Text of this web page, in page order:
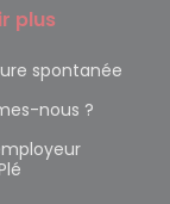
plus
spontanée
nous ?